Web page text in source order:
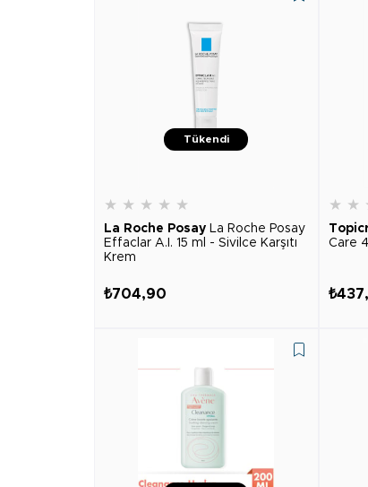
Tükendi
★ ★ ★ ★ ★
La Roche Posay La Roche Posay
Effaclar A.I. 15 ml - Sivilce Karşıtı
Krem
₺704,90
★ ★
Care